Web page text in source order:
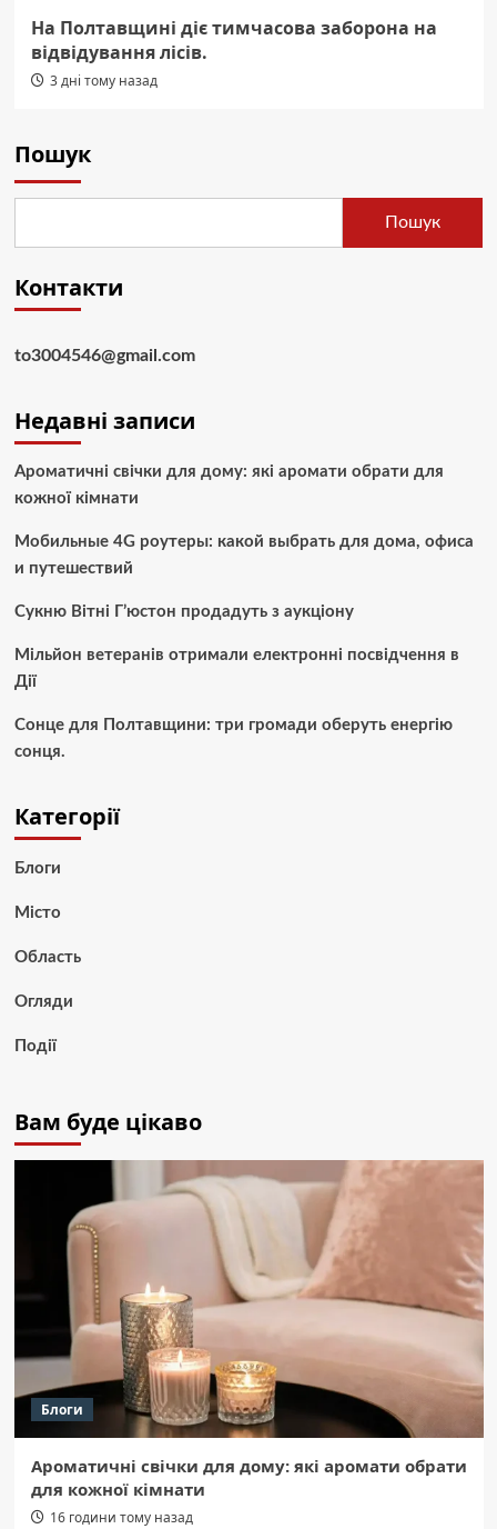
На Полтавщині діє тимчасова заборона на
відвідування лісів.
3 дні тому назад
Пошук
Пошук
Контакти
to3004546@gmail.com
Недавні записи
Ароматичні свічки для дому: які аромати обрати для
кожної кімнати
Мобильные 4G роутеры: какой выбрать для дома, офиса
и путешествий
Сукню Вітні Г’юстон продадуть з аукціону
Мільйон ветеранів отримали електронні посвідчення в
Дії
Сонце для Полтавщини: три громади оберуть енергію
сонця.
Категорії
Блоги
Місто
Область
Огляди
Події
Вам буде цікаво
Блоги
Ароматичні свічки для дому: які аромати обрати
для кожної кімнати
16 години тому назад